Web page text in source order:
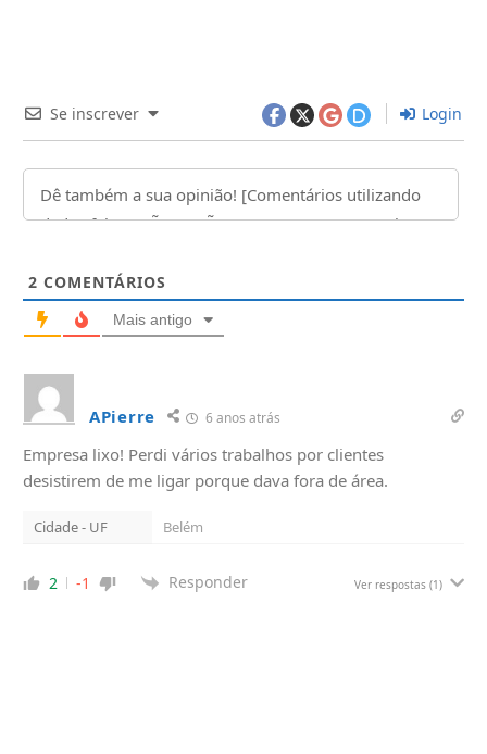
Se inscrever Login
2 COMENTÁRIOS
Mais antigo
APierre 6 anos atrás
Empresa lixo! Perdi vários trabalhos por clientes
desistirem de me ligar porque dava fora de área.
Cidade - UF Belém
2 -1 Responder Ver respostas (1)